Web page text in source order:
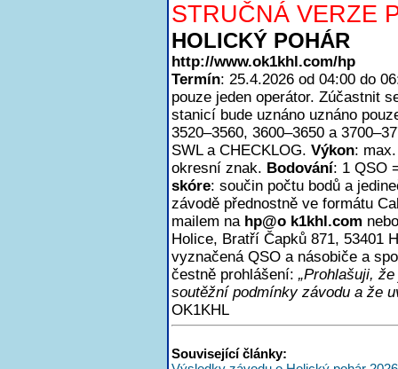
STRUČNÁ VERZE
HOLICKÝ POHÁR
http://www.ok1khl.com/hp
Termín: 25.4.2026 od 04:00 do
pouze jeden operátor. Zúčastnit
stanicí bude uznáno uznáno
3520–3560, 3600–3650 a
SWL a CHECKLOG. Výkon:
okresní znak. Bodování: 1 QSO
skóre: součin počtu bodů a
závodě přednostně ve formátu
mailem na hp@o k1khl.com
Holice, Bratří Čapků 871, 53401
vyznačená QSO a násobiče a
čestně prohlášení: „Prohlašuji,
soutěžní podmínky závodu a že
OK1KHL
Související články: